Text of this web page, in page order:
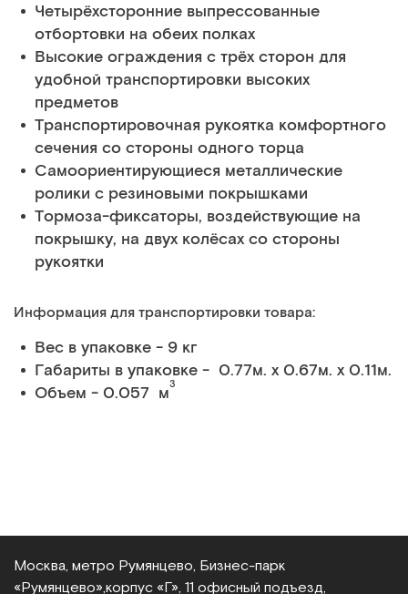
Четырёхсторонние выпрессованные
отбортовки на обеих полках
Высокие ограждения с трёх сторон для
удобной транспортировки высоких
предметов
Транспортировочная рукоятка комфортного
сечения со стороны одного торца
Самоориентирующиеся металлические
ролики с резиновыми покрышками
Тормоза-фиксаторы, воздействующие на
покрышку, на двух колёсах со стороны
рукоятки
Информация для транспортировки товара:
Вес в упаковке - 9 кг
Габариты в упаковке - 0.77м. x 0.67м. x 0.11м.
Объем - 0.057 м3
Москва, метро Румянцево, Бизнес‑парк
«Румянцево», корпус «Г», 11 офисный подъезд,